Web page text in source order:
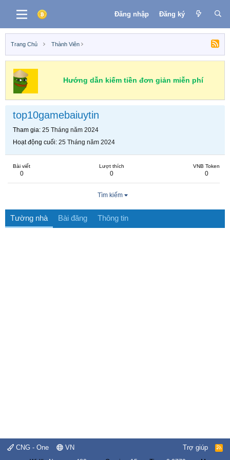
Đăng nhập Đăng ký
Trang Chủ Thành Viên
Hướng dẫn kiếm tiền đơn giản miễn phí
top10gamebaiuytin
Tham gia 25 Tháng năm 2024
Hoạt động cuối 25 Tháng năm 2024
Bài viết
0
Lượt thích
0
VNB Token
0
Tìm kiếm
Tường nhà Bài đăng Thông tin
CNG - One VN Trợ giúp
R